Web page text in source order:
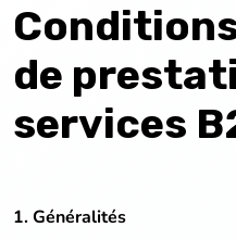
de
services
1. Généralités